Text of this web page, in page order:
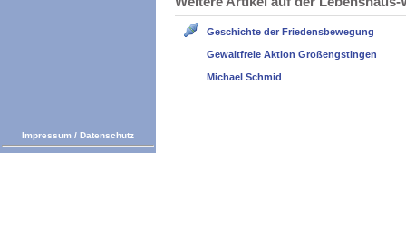
Geschichte der Friedensbewegung
Gewaltfreie Aktion Großengstingen
Michael Schmid
Impressum / Datenschutz